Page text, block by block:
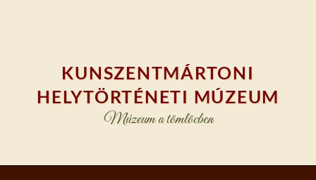
KUNSZENTMÁRTONI
HELYTÖRTÉNETI MÚZEUM
Múzeum a tömlöcben